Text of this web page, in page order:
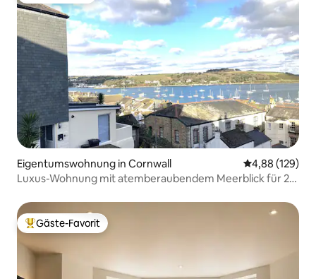
Eigentumswohnung in Cornwall
4,88 (129)
Luxus-Wohnung mit atemberaubendem Meerblick für 2-
Beliebter Gäste-Favorit.
Gäste-Favorit